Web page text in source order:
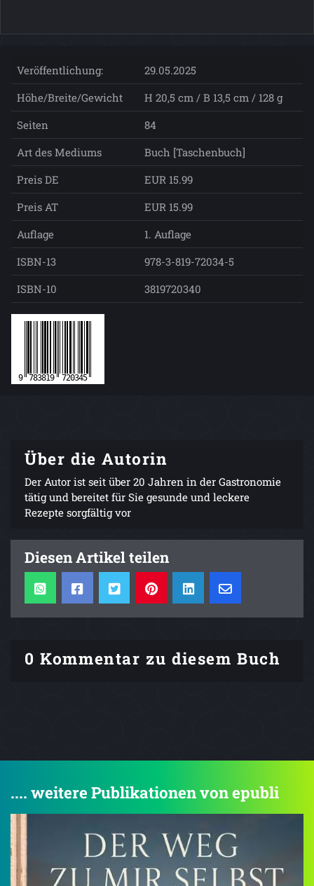
Veröffentlichung:
29.05.2025
Höhe/Breite/Gewicht
H 20,5 cm / B 13,5 cm / 128 g
Seiten
84
Art des Mediums
Buch [Taschenbuch]
Preis DE
EUR 15.99
Preis AT
EUR 15.99
Auflage
1. Auflage
ISBN-13
978-3-819-72034-5
ISBN-10
3819720340
Über die Autorin
Der Autor ist seit über 20 Jahren in der Gastronomie
tätig und bereitet für Sie gesunde und leckere
Rezepte sorgfältig vor
Diesen Artikel teilen
0 Kommentar zu diesem Buch
.... weitere Publikationen von epubli